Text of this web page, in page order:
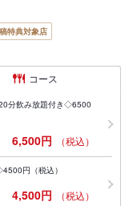
特典対象店
コース
分飲み放題付き◇6500
6,500円 （税込）
円（税込）
4,500円 （税込）